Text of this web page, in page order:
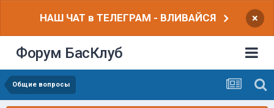
НАШ ЧАТ в ТЕЛЕГРАМ - ВЛИВАЙСЯ ×
Форум БасКлуб
Общие вопросы